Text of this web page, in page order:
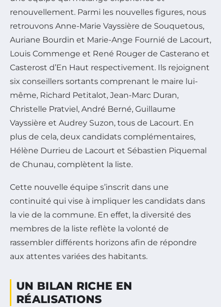
renouvellement. Parmi les nouvelles figures, nous
retrouvons Anne-Marie Vayssière de Souquetous,
Auriane Bourdin et Marie-Ange Fournié de Lacourt,
Louis Commenge et René Rouger de Casterano et
Casterost d’En Haut respectivement. Ils rejoignent
six conseillers sortants comprenant le maire lui-
même, Richard Petitalot, Jean-Marc Duran,
Christelle Pratviel, André Berné, Guillaume
Vayssière et Audrey Suzon, tous de Lacourt. En
plus de cela, deux candidats complémentaires,
Hélène Durrieu de Lacourt et Sébastien Piquemal
de Chunau, complètent la liste.
Cette nouvelle équipe s’inscrit dans une
continuité qui vise à impliquer les candidats dans
la vie de la commune. En effet, la diversité des
membres de la liste reflète la volonté de
rassembler différents horizons afin de répondre
aux attentes variées des habitants.
UN BILAN RICHE EN
RÉALISATIONS